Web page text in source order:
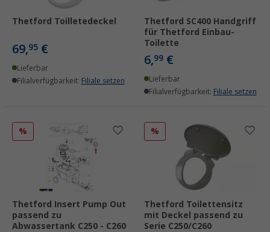
Thetford Toilletedeckel
69,95 €
Lieferbar
Filialverfügbarkeit: Filiale setzen
Thetford SC400 Handgriff
für Thetford Einbau-
Toilette
6,99 €
Lieferbar
Filialverfügbarkeit: Filiale setzen
%
Thetford Insert Pump Out
passend zu
Abwassertank C250 - C260
%
Thetford Toilettensitz
mit Deckel passend zu
Serie C250/C260